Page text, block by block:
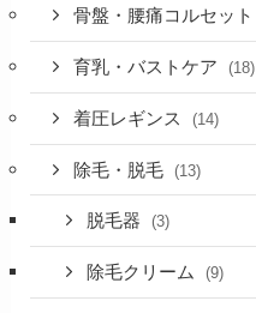
骨盤・腰痛コルセット
育乳・バストケア (18)
着圧レギンス (14)
除毛・脱毛 (13)
脱毛器 (3)
除毛クリーム (9)